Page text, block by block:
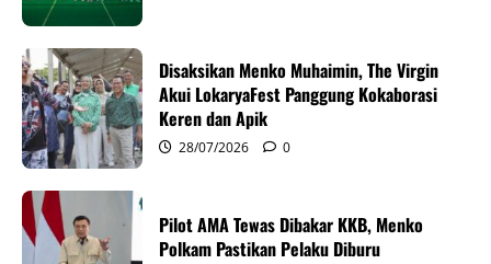
t
i
o
n
Disaksikan Menko Muhaimin, The Virgin
Akui LokaryaFest Panggung Kokaborasi
Keren dan Apik
28/07/2026 0
Pilot AMA Tewas Dibakar KKB, Menko
Polkam Pastikan Pelaku Diburu